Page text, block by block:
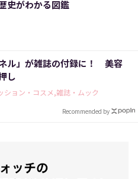
史がわかる図鑑
ル」が雑誌の付録に！ 美容
し
ション・コスメ,雑誌・ムック
Recommended by